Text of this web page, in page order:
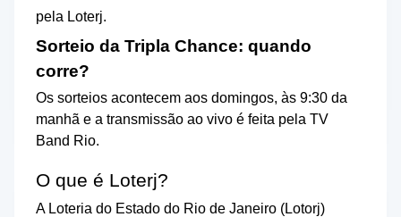
pela Loterj.
Sorteio da Tripla Chance: quando
corre?
Os sorteios acontecem aos domingos, às 9:30 da
manhã e a transmissão ao vivo é feita pela TV
Band Rio.
O que é Loterj?
A Loteria do Estado do Rio de Janeiro (Lotorj)